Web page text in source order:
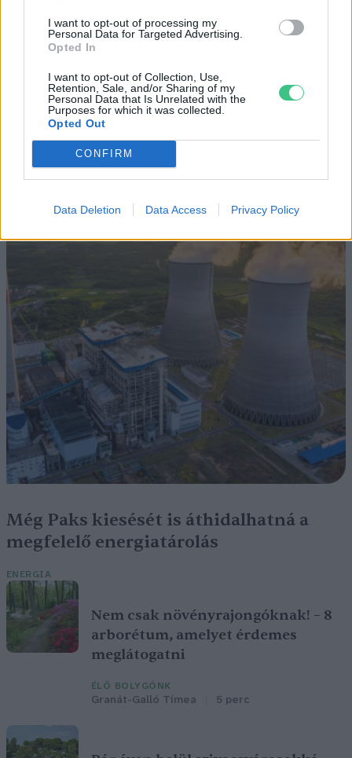
I want to opt-out of processing my
Personal Data for Targeted Advertising.
Opted In
I want to opt-out of Collection, Use,
Retention, Sale, and/or Sharing of my
Personal Data that Is Unrelated with the
Purposes for which it was collected.
Opted Out
CONFIRM
Data Deletion Data Access Privacy Policy
mekkora a különbség az áradó és a
kiszáradó Duna között
ÉLŐ BOLYGÓNK
Még Paks kiesését is áthidalhatná a
megfelelő energiatárolás
ENERGIA
Nem csak növényrajongóknak! – 8
arborétum, amelyet érdemes
meglátogatni
ÉLŐ BOLYGÓNK
Granát-Galló Tímea 5 perc